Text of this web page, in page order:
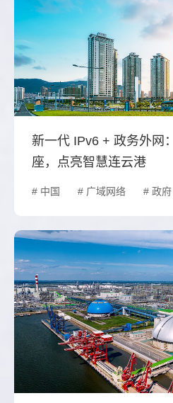
新一代 IPv6 + 政务外网
座，点亮智慧连云港
# 中国 # 广域网络 # 政府